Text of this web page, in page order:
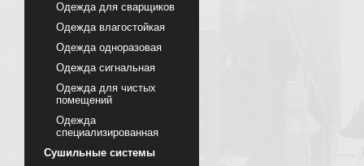
Одежда для сварщиков
Одежда влагостойкая
Одежда одноразовая
Одежда сигнальная
Одежда для чистых
помещений
Одежда
специализированная
Сушильные системы